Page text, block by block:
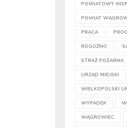
POWIATOWY
POWIAT
PRACA
ROGOŹNO
STRAŻ POŻARNA
URZĄD MIEJSKI
WIELKOPOLSKI
WYPADEK
WĄGROWIEC